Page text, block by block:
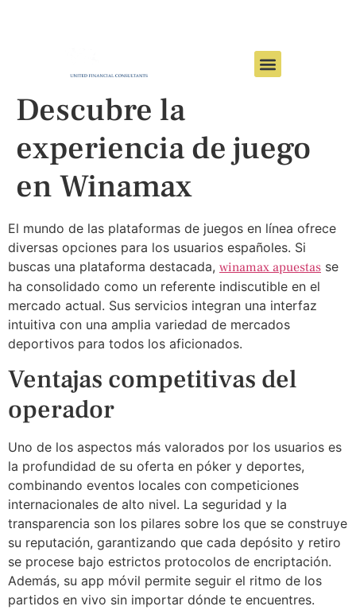
Descubre la
experiencia de juego
en Winamax
El mundo de las plataformas de juegos en línea ofrece
diversas opciones para los usuarios españoles. Si
buscas una plataforma destacada, winamax apuestas se
ha consolidado como un referente indiscutible en el
mercado actual. Sus servicios integran una interfaz
intuitiva con una amplia variedad de mercados
deportivos para todos los aficionados.
Ventajas competitivas del
operador
Uno de los aspectos más valorados por los usuarios es
la profundidad de su oferta en póker y deportes,
combinando eventos locales con competiciones
internacionales de alto nivel. La seguridad y la
transparencia son los pilares sobre los que se construye
su reputación, garantizando que cada depósito y retiro
se procese bajo estrictos protocolos de encriptación.
Además, su app móvil permite seguir el ritmo de los
partidos en vivo sin importar dónde te encuentres.